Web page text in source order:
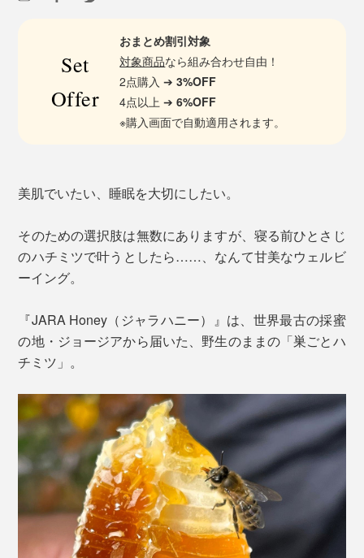
Set
Offer
おまとめ割引対象
対象商品なら組み合わせ自由！
2点購入 ➔3%OFF
4点以上 ➔6%OFF
※購入画面で自動適用されます。
美肌でいたい、睡眠を大切にしたい。
そのための選択肢は無数にありますが、寝る前ひとさじ
のハチミツで叶うとしたら……、なんて甘美なウェルビ
ーイング。
『JARA Honey（ジャラハニー）』は、世界最古の採蜜
の地・ジョージアから届いた、野生のままの「巣ごとハ
チミツ」。